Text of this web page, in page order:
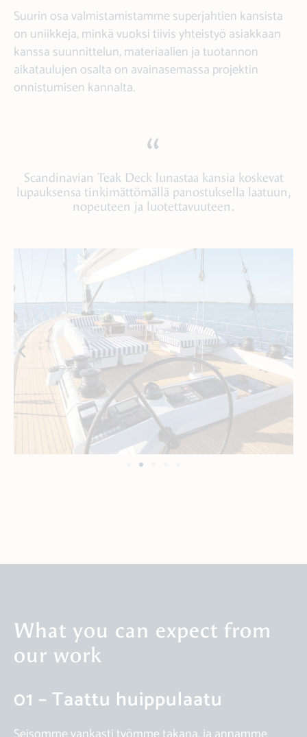
Suurin osa valmistamistamme superjahtien kansista
on uniikkeja, minkä vuoksi tiivis yhteistyö asiakkaan
kanssa suunnittelun, materiaalien ja tuotannon
aikataulujen osalta on avainasemassa projektin
onnistumisen kannalta.
“
Scandinavian Teak Deck lunastaa kansia koskevat
lupauksensa tinkimättömällä panostuksella laatuun,
nopeuteen ja luotettavuuteen.
What you can expect from
our work
01 – Taattu huippulaatu